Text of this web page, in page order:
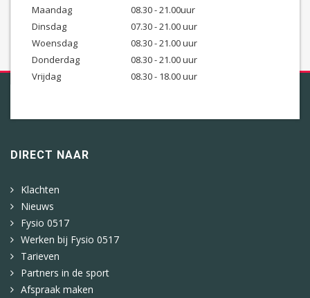
Maandag
08.30 - 21.00uur
Dinsdag
07.30 - 21.00 uur
Woensdag
08.30 - 21.00 uur
Donderdag
08.30 - 21.00 uur
Vrijdag
08.30 - 18.00 uur
DIRECT NAAR
Klachten
Nieuws
Fysio 0517
Werken bij Fysio 0517
Tarieven
Partners in de sport
Afspraak maken